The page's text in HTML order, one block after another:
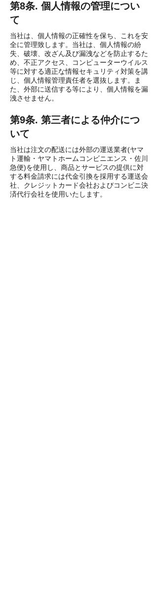
第8条. 個人情報の管理につい
て
当社は、個人情報の正確性を保ち、これを安
全に管理致します。当社は、個人情報の紛
失、破壊、改ざん及び漏洩などを防止するた
め、不正アクセス、コンピューターウイルス
等に対する適正な情報セキュリティ対策を講
じ、個人情報管理責任者を選抜します。ま
た、外部に送信する等により、個人情報を漏
洩させません。
第9条. 第三者による仲介につ
いて
当社は注文の配送には外部の運送業者(ヤマ
ト運輸・ヤマトホームコンビニエンス・佐川
急便)を使用し、商品とサービスの提供に対
する料金請求には代金引換を採用する運送会
社、クレジットカード会社およびコンビニ決
済代行会社を使用いたします。